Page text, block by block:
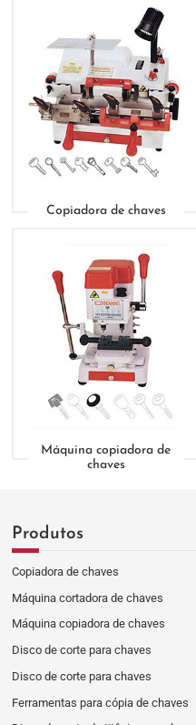
Copiadora de chaves
Máquina copiadora de
chaves
Produtos
Copiadora de chaves
Máquina cortadora de chaves
Máquina copiadora de chaves
Disco de corte para chaves
Disco de corte para chaves
Ferramentas para cópia de chaves